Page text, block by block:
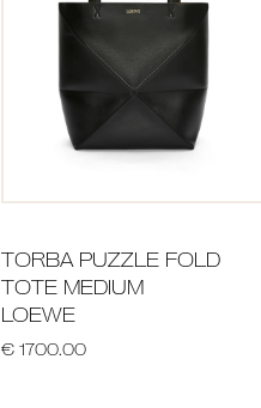
TORBA PUZZLE FOLD
TOTE MEDIUM
LOEWE
€ 1700.00